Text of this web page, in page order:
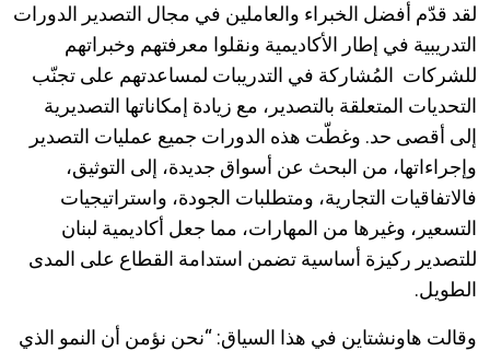
لقد قدّم أفضل الخبراء والعاملين في مجال التصدير الدورات
التدريبية في إطار الأكاديمية ونقلوا معرفتهم وخبراتهم
للشركات المُشاركة في التدريبات لمساعدتهم على تجنّب
التحديات المتعلقة بالتصدير، مع زيادة إمكاناتها التصديرية
إلى أقصى حد. وغطّت هذه الدورات جميع عمليات التصدير
وإجراءاتها، من البحث عن أسواق جديدة، إلى التوثيق،
فالاتفاقيات التجارية، ومتطلبات الجودة، واستراتيجيات
التسعير، وغيرها من المهارات، مما جعل أكاديمية لبنان
للتصدير ركيزة أساسية تضمن استدامة القطاع على المدى
الطويل.
وقالت هاونشتاين في هذا السياق: “نحن نؤمن أن النمو الذي